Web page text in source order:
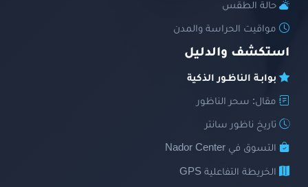
حالة الطقس
مواقيت الحراسة والمدن
استكشف والدليل
بوابـة الناظـور الذكية
مقال: سحر الناظور
تاريخ ناظور سانتر
التسوق في Nador Center
الخريطة التفاعلية GPS